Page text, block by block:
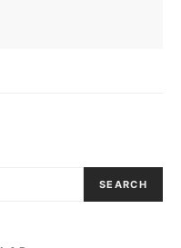
SEARCH